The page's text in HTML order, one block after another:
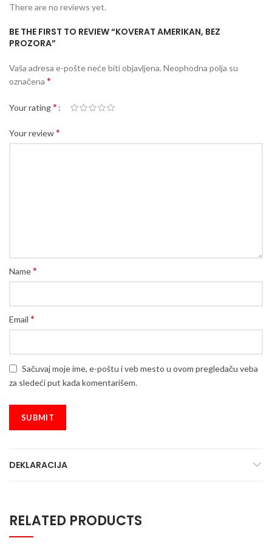
There are no reviews yet.
BE THE FIRST TO REVIEW “KOVERAT AMERIKAN, BEZ
PROZORA”
Vaša adresa e-pošte neće biti objavljena. Neophodna polja su
označena *
Your rating*
Your review*
Name*
Email *
Sačuvaj moje ime, e-poštu i veb mesto u ovom pregledaču veba
za sledeći put kada komentarišem.
DEKLARACIJA
RELATED PRODUCTS